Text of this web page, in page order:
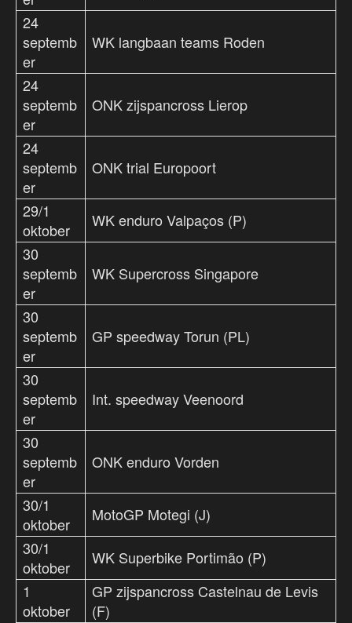
24
septemb
er
WK langbaan teams Roden
24
septemb
er
ONK zijspancross Lierop
24
septemb
er
ONK trial Europoort
29/1
oktober
WK enduro Valpaços (P)
30
septemb
er
WK Supercross Singapore
30
septemb
er
GP speedway Torun (PL)
30
septemb
er
Int. speedway Veenoord
30
septemb
er
ONK enduro Vorden
30/1
oktober
MotoGP Motegi (J)
30/1
oktober
WK Superbike Portimão (P)
1
oktober
GP zijspancross Castelnau de Levis
(F)